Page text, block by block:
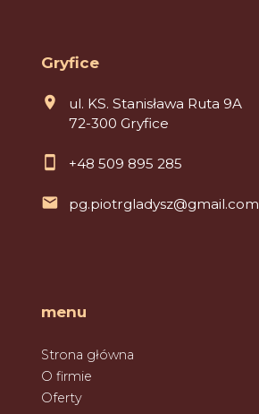
Gryfice
ul. KS. Stanisława Ruta 9A
72-300 Gryfice
+48 509 895 285
pg.piotrgladysz@gmail.com
menu
Strona główna
O firmie
Oferty